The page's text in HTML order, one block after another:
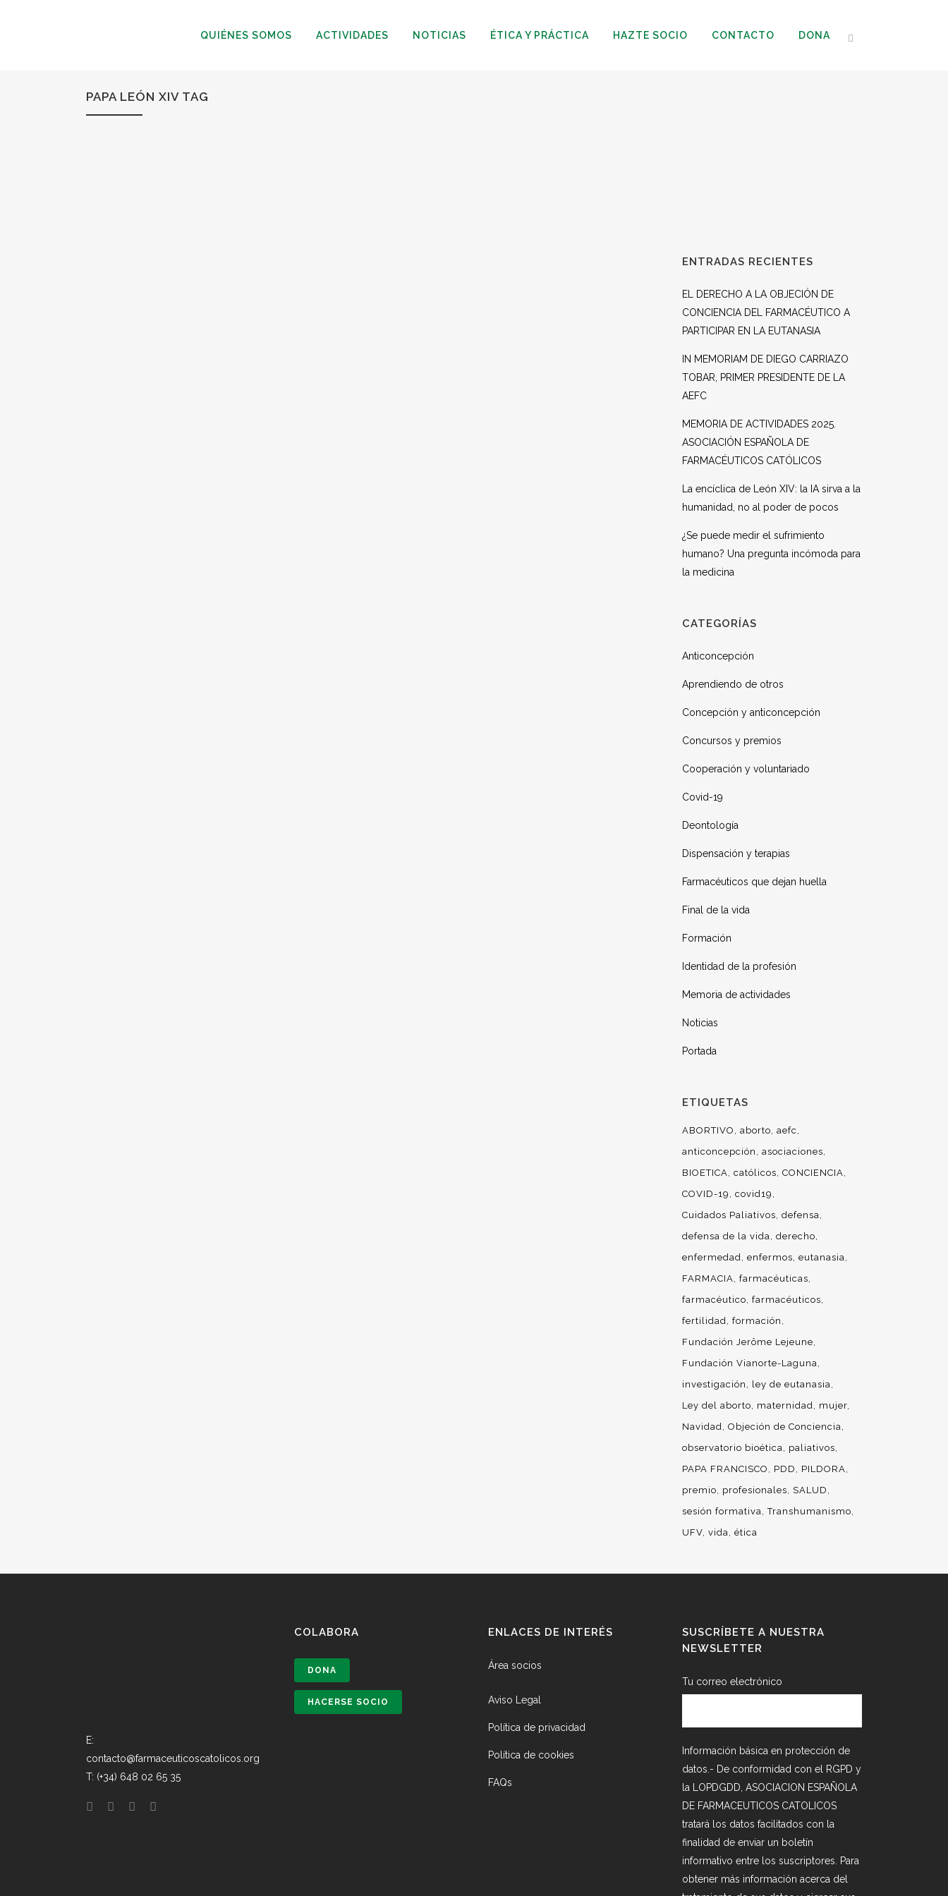
QUIÉNES SOMOS ACTIVIDADES NOTICIAS ÉTICA Y PRÁCTICA HAZTE SOCIO CONTACTO DONA
PAPA LEÓN XIV TAG
ENTRADAS RECIENTES
EL DERECHO A LA OBJECIÓN DE
CONCIENCIA DEL FARMACÉUTICO A
PARTICIPAR EN LA EUTANASIA
IN MEMORIAM DE DIEGO CARRIAZO
TOBAR, PRIMER PRESIDENTE DE LA
AEFC
MEMORIA DE ACTIVIDADES 2025.
ASOCIACIÓN ESPAÑOLA DE
FARMACÉUTICOS CATÓLICOS
La encíclica de León XIV: la IA sirva a la
humanidad, no al poder de pocos
¿Se puede medir el sufrimiento
humano? Una pregunta incómoda para
la medicina
CATEGORÍAS
Anticoncepción
Aprendiendo de otros
Concepción y anticoncepción
Concursos y premios
Cooperación y voluntariado
Covid-19
Deontología
Dispensación y terapias
Farmacéuticos que dejan huella
Final de la vida
Formación
Identidad de la profesión
Memoria de actividades
Noticias
Portada
ETIQUETAS
ABORTIVO aborto aefc
anticoncepción
asociaciones
BIOETICA católicos CONCIENCIA
COVID-19
covid19
Cuidados Paliativos defensa
defensa de la vida derecho
enfermedad enfermos eutanasia
FARMACIA farmacéuticas
farmacéutico farmacéuticos
fertilidad formación
Fundación Jerôme Lejeune
Fundación Vianorte-Laguna
investigación
ley de eutanasia
Ley del aborto
maternidad
mujer
Navidad Objeción de Conciencia
observatorio bioética
paliativos
PAPA FRANCISCO
PDD
PILDORA
premio
profesionales
SALUD
sesión formativa Transhumanismo
UFV vida ética
E:
contacto@farmaceuticoscatolicos.org
T: (+34) 648 02 65 35
COLABORA
DONA
HACERSE SOCIO
ENLACES DE INTERÉS
Área socios
Aviso Legal
Política de privacidad
Política de cookies
FAQs
SUSCRÍBETE A NUESTRA
NEWSLETTER
Tu correo electrónico
Información básica en protección de
datos.- De conformidad con el RGPD y
la LOPDGDD, ASOCIACION ESPAÑOLA
DE FARMACEUTICOS CATOLICOS
tratará los datos facilitados con la
finalidad de enviar un boletín
informativo entre los suscriptores. Para
obtener más información acerca del